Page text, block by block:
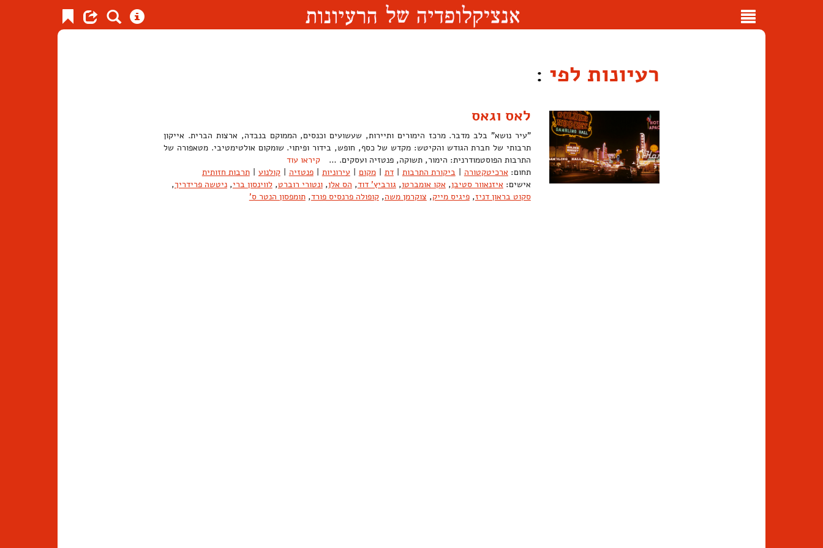
Toggle
רעיונות לפי :
לאס וגאס
"עיר נושא" בלב מדבר. מרכז הימורים ותיירות, שעשועים וכנסים, הממוקם בנבדה, ארצות הברית. אייקון
תרבותי של חברת הגודש והקיטש: מקדש של כסף, חופש, בידור ופיתוי. שומקום אולטימטיבי. מטאפורה של
התרבות הפוסטמודרנית: הימור, תשוקה, פנטזיה ועסקים. …קיראו עוד
תחום: ארכיטקטורה | ביקורת התרבות | דת | מקום | עירוניות | פנטזיה | קולנוע | תרבות חזותית
אישים: איזנאוור סטיבן, אקו אומברטו, גורביץ' דוד, הס אלן,ונטורי רוברט,לווינסון ברי,ניטשה פרידריך,
סקוט בראון דניז,פיגיס מייק, צוקרמן משה,קופולה פרנסיס פורד,תומפסון הנטר ס'